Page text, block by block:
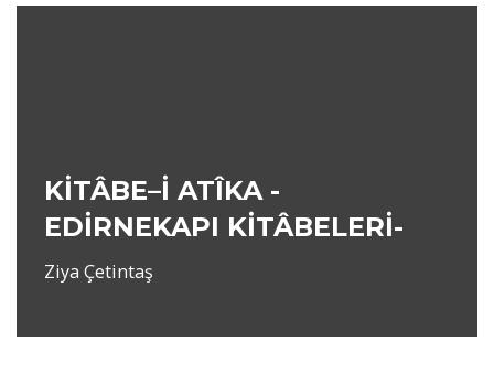
KİTÂBE–İ ATÎKA -
EDİRNEKAPI KİTÂBELERİ-
Ziya Çetintaş